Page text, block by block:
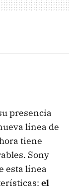
presencia
línea de
tiene
Sony
esta línea
el